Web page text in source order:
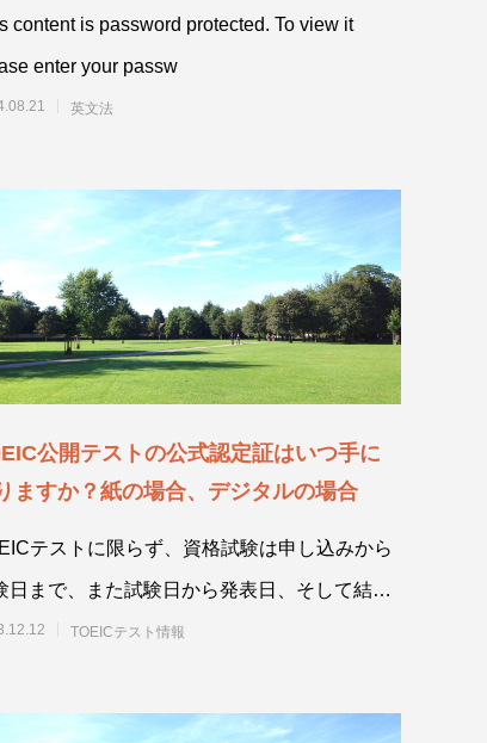
content is password protected. To view it
enter your passw
英文法
公開テストの公式認定証はいつ手に
ますか？紙の場合、デジタルの場合
テストに限らず、資格試験は申し込みから
日まで、また試験日から発表日、そして結果
明する書類が手に入るまでにある程度時間が
TOEICテスト情報